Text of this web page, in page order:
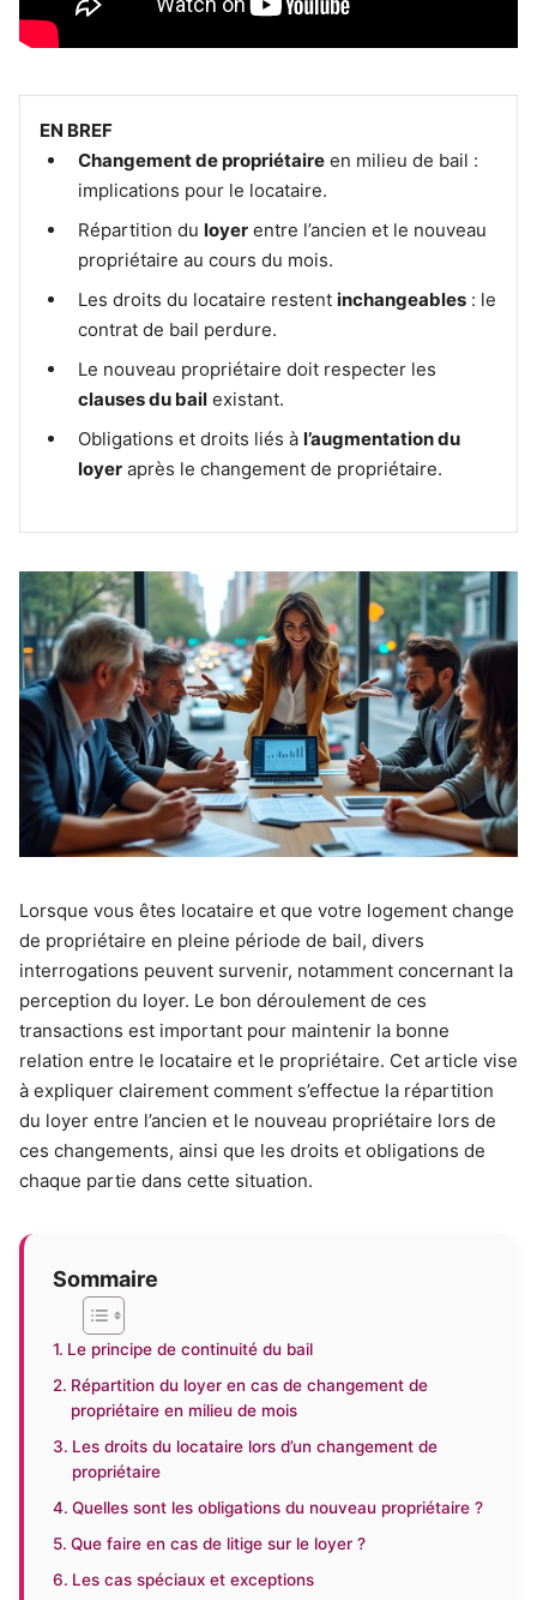
EN BREF
Changement de propriétaire en milieu de bail :
implications pour le locataire.
Répartition du loyer entre l’ancien et le nouveau
propriétaire au cours du mois.
Les droits du locataire restent inchangeables : le
contrat de bail perdure.
Le nouveau propriétaire doit respecter les
clauses du bail existant.
Obligations et droits liés à l’augmentation du
loyer après le changement de propriétaire.
Lorsque vous êtes locataire et que votre logement change
de propriétaire en pleine période de bail, divers
interrogations peuvent survenir, notamment concernant la
perception du loyer. Le bon déroulement de ces
transactions est important pour maintenir la bonne
relation entre le locataire et le propriétaire. Cet article vise
à expliquer clairement comment s’effectue la répartition
du loyer entre l’ancien et le nouveau propriétaire lors de
ces changements, ainsi que les droits et obligations de
chaque partie dans cette situation.
Sommaire
Le principe de continuité du bail
Répartition du loyer en cas de changement de
propriétaire en milieu de mois
Les droits du locataire lors d’un changement de
propriétaire
Quelles sont les obligations du nouveau propriétaire ?
Que faire en cas de litige sur le loyer ?
Les cas spéciaux et exceptions